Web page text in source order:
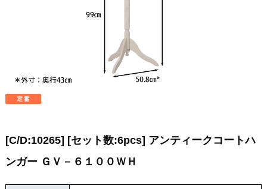
[C/D:10265] [セット数:6pcs] アンティークコートハ
ンガー ＧＶ－６１００ＷＨ